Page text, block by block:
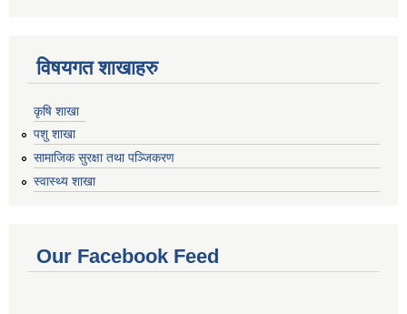
विषयगत शाखाहरु
कृषि शाखा
पशु शाखा
सामाजिक सुरक्षा तथा पञ्जिकरण
स्वास्थ्य शाखा
Our Facebook Feed